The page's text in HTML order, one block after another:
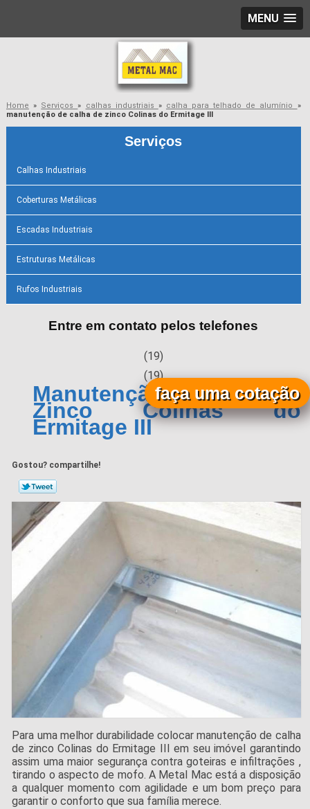
MENU
Home » Serviços» calhas industriais » calha para telhado de alumínio »
manutenção de calha de zinco Colinas do Ermitage III
Serviços
Calhas Industriais
Coberturas Metálicas
Escadas Industriais
Estruturas Metálicas
Rufos Industriais
Entre em contato pelos telefones
(19)
(19)
Manutenção de Calha de
Zinco Colinas do
Ermitage III
Gostou? compartilhe!
Para uma melhor durabilidade colocar manutenção de calha
de zinco Colinas do Ermitage III em seu imóvel garantindo
assim uma maior segurança contra goteiras e infiltrações ,
tirando o aspecto de mofo. A Metal Mac está a disposição
a qualquer momento com agilidade e um bom preço para
garantir o conforto que sua família merece.
faça uma cotação